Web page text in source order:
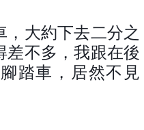
，大約下去二分之
差不多，我跟在後
踏車，居然不見